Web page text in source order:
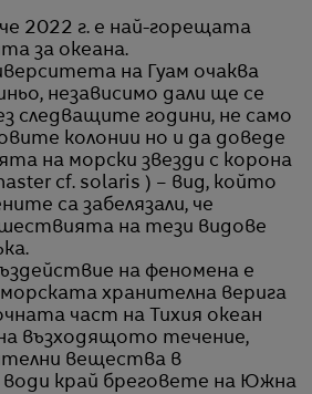
2022 г. е най-горещата
за океана.
на Гуам очаква
независимо дали ще се
следващите години, не само
колонии но и да доведе
на морски звезди с корона
cf. solaris ) – вид, който
са забелязали, че
на тези видове
на феномена е
хранителна верига
част на Тихия океан
възходящото течение,
вещества в
край бреговете на Южна